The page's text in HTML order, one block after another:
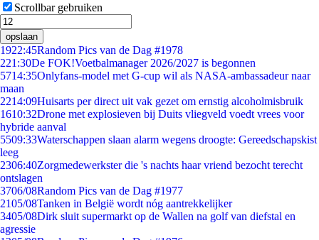
Scrollbar gebruiken
opslaan
1922:45Random Pics van de Dag #1978
221:30De FOK!Voetbalmanager 2026/2027 is begonnen
5714:35Onlyfans-model met G-cup wil als NASA-ambassadeur naar
maan
2214:09Huisarts per direct uit vak gezet om ernstig alcoholmisbruik
1610:32Drone met explosieven bij Duits vliegveld voedt vrees voor
hybride aanval
5509:33Waterschappen slaan alarm wegens droogte: Gereedschapskist
leeg
2306:40Zorgmedewerkster die 's nachts haar vriend bezocht terecht
ontslagen
3706/08Random Pics van de Dag #1977
2105/08Tanken in België wordt nóg aantrekkelijker
3405/08Dirk sluit supermarkt op de Wallen na golf van diefstal en
agressie